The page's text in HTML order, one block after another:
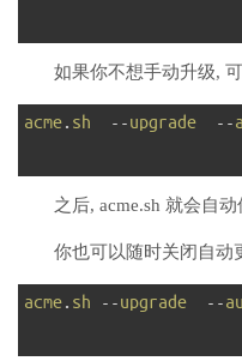
如果你不想手动升级,
acme. sh --upgrade --
之后, acme.sh 就会自
你也可以随时关闭自动
acme. sh --upgrade --